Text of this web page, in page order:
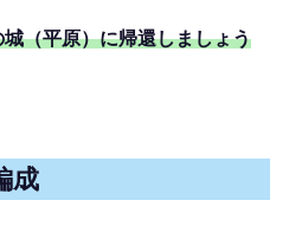
（平原）に帰還しましょう
成